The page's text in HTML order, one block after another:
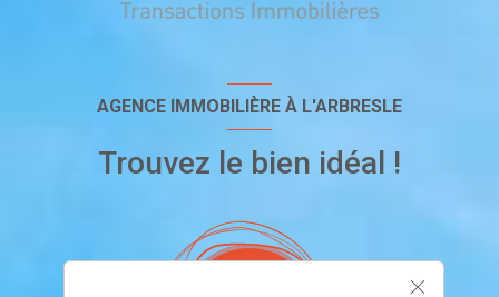
AGENCE IMMOBILIÈRE À L'ARBRESLE
Trouvez le bien idéal !